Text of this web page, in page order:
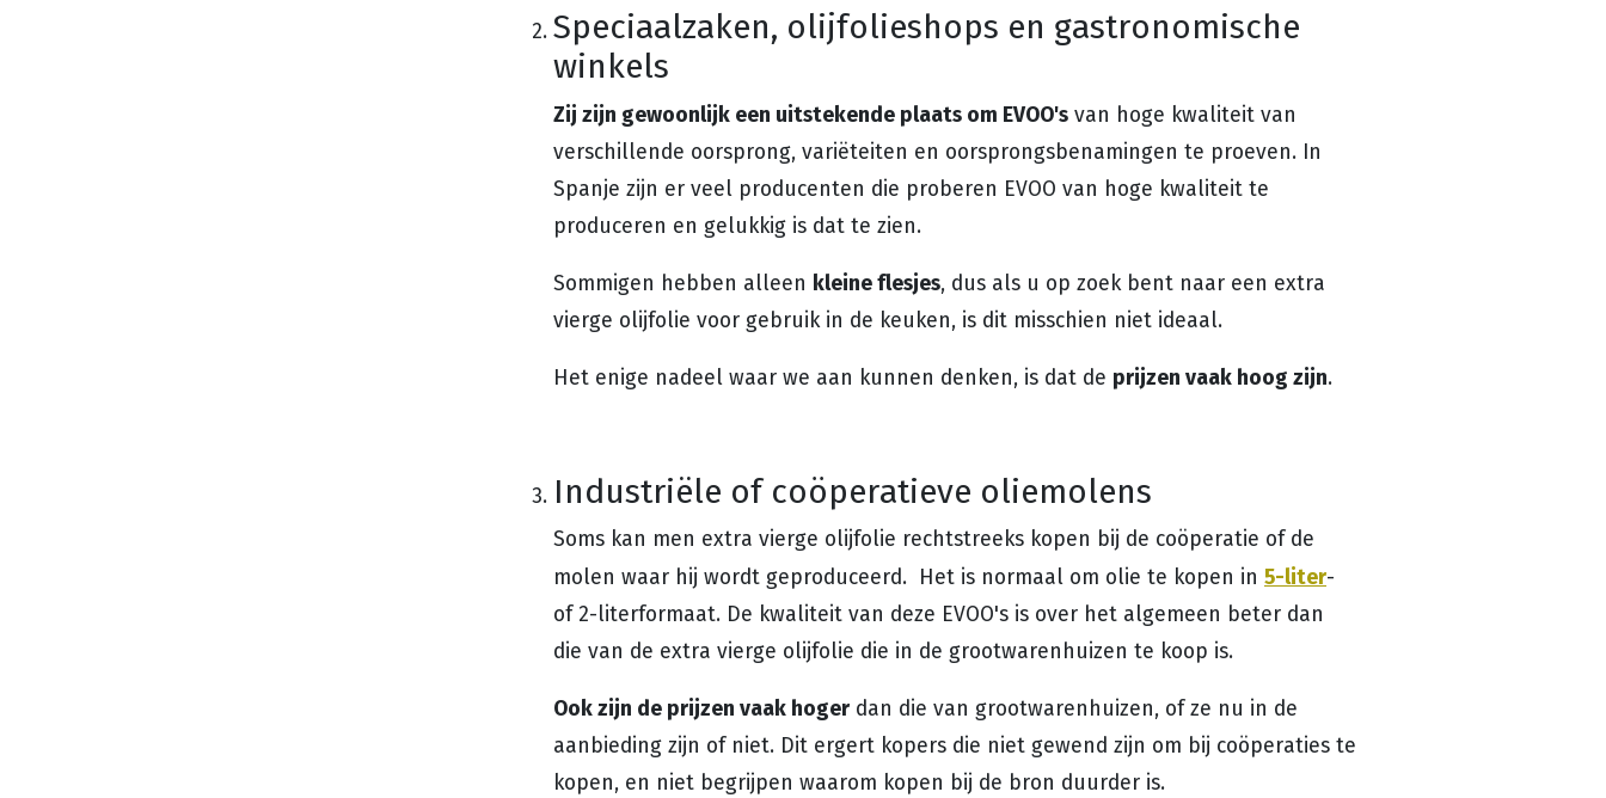
Speciaalzaken, olijfolieshops en gastronomische
winkels
Zij zijn gewoonlijk een uitstekende plaats om EVOO's van hoge kwaliteit van
verschillende oorsprong, variëteiten en oorsprongsbenamingen te proeven. In
Spanje zijn er veel producenten die proberen EVOO van hoge kwaliteit te
produceren en gelukkig is dat te zien.
Sommigen hebben alleen kleine flesjes, dus als u op zoek bent naar een extra
vierge olijfolie voor gebruik in de keuken, is dit misschien niet ideaal.
Het enige nadeel waar we aan kunnen denken, is dat de prijzen vaak hoog zijn.
Industriële of coöperatieve oliemolens
Soms kan men extra vierge olijfolie rechtstreeks kopen bij de coöperatie of de
molen waar hij wordt geproduceerd. Het is normaal om olie te kopen in 5-liter-
of 2-literformaat. De kwaliteit van deze EVOO's is over het algemeen beter dan
die van de extra vierge olijfolie die in de grootwarenhuizen te koop is.
Ook zijn de prijzen vaak hoger dan die van grootwarenhuizen, of ze nu in de
aanbieding zijn of niet. Dit ergert kopers die niet gewend zijn om bij coöperaties te
kopen, en niet begrijpen waarom kopen bij de bron duurder is.